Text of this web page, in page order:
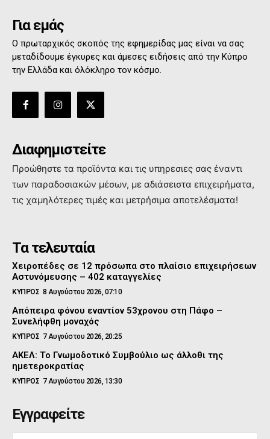
Για εμάς
Ο πρωταρχικός σκοπός της εφημερίδας μας είναι να σας
μεταδίδουμε έγκυρες και άμεσες ειδήσεις από την Κύπρο
την Ελλάδα και όλόκληρο τον κόσμο.
Διαφημιστείτε
Προώθηστε τα προϊόντα και τις υπηρεσιες σας έναντι
των παραδοσιακών μέσων, με αδιάσειστα επιχειρήματα,
τις χαμηλότερες τιμές και μετρήσιμα αποτελέσματα!
Τα τελευταία
Χειροπέδες σε 12 πρόσωπα στο πλαίσιο επιχειρήσεων
Αστυνόμευσης – 402 καταγγελίες
ΚΥΠΡΟΣ 8 Αυγούστου 2026, 07:10
Απόπειρα φόνου εναντίον 53χρονου στη Πάφο –
Συνελήφθη μοναχός
ΚΥΠΡΟΣ 7 Αυγούστου 2026, 20:25
ΑΚΕΛ: Το Γνωμοδοτικό Συμβούλιο ως άλλοθι της
ημετεροκρατίας
ΚΥΠΡΟΣ 7 Αυγούστου 2026, 13:30
Εγγραφείτε